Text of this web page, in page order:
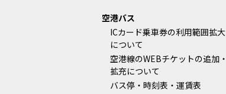
空港バス
ICカード乗車券の利用範囲拡大
について
空港線のWEBチケットの追加・
拡充について
バス停・時刻表・運賃表